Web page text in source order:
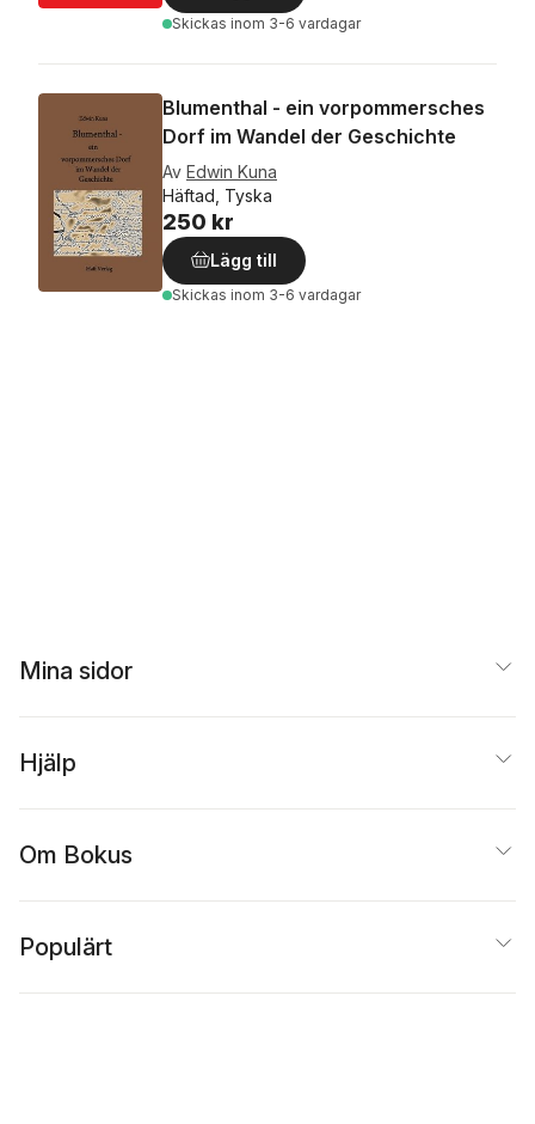
Skickas inom 3-6 vardagar
Blumenthal - ein vorpommersches
Dorf im Wandel der Geschichte
Av Edwin Kuna
Häftad, Tyska
250 kr
Lägg till
Skickas inom 3-6 vardagar
Mina sidor
Hjälp
Om Bokus
Populärt